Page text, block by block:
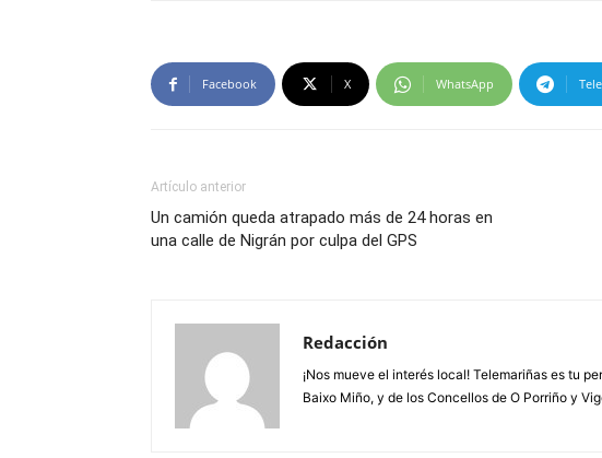
Facebook X WhatsApp
Artículo anterior
Un camión queda atrapado más de 24 horas en
una calle de Nigrán por culpa del GPS
Redacción
¡Nos mueve el interés local! Telemariñas es tu
Baixo Miño, y de los Concellos de O Porriño y